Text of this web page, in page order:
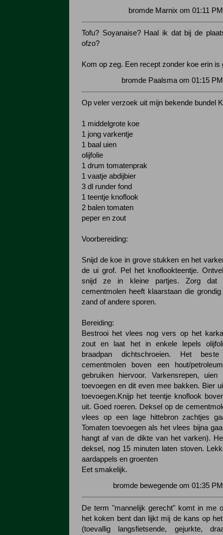
bromde Marnix om 01:11
Tofu? Soyanaise? Haal ik dat bij de
ofzo?
Kom op zeg. Een recept zonder koe erin is
bromde Paalsma om 01:15
Op veler verzoek uit mijn bekende bundel
1 middelgrote koe
1 jong varkentje
1 baal uien
olijfolie
1 drum tomatenprak
1 vaatje abdijbier
3 dl runder fond
1 teentje knoflook
2 balen tomaten
peper en zout
Voorbereiding:
Snijd de koe in grove stukken en het
de ui grof. Pel het knoflookteentje.
snijd ze in kleine partjes. Zorg dat
cementmolen heeft klaarstaan die
zand of andere sporen.
Bereiding:
Bestrooi het vlees nog vers op het
zout en laat het in enkele lepels
braadpan dichtschroeien. Het
cementmolen boven een hout/
gebruiken hiervoor. Varkensrepen, uien
toevoegen en dit even mee bakken. Bier
toevoegen.Knijp het teentje knoflook
uit. Goed roeren. Deksel op de
vlees op een lage hittebron zachtjes
Tomaten toevoegen als het vlees bijna
hangt af van de dikte van het varken).
deksel, nog 15 minuten laten stoven.
aardappels en groenten
Eet smakelijk.
bromde bewegende om 01:35
De term "mannelijk gerecht" komt in me
het koken bent dan lijkt mij de kans op
(toevallig langsfietsende, gejurkte,